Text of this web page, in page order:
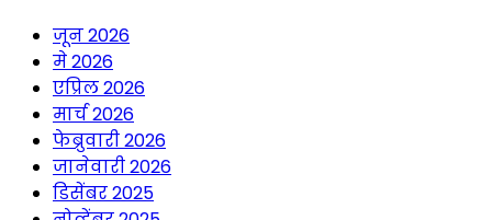
जून 2026
मे 2026
एप्रिल 2026
मार्च 2026
फेब्रुवारी 2026
जानेवारी 2026
डिसेंबर 2025